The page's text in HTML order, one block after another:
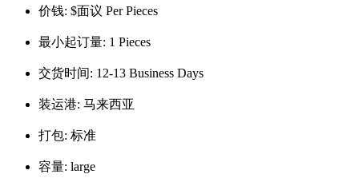
价钱: $面议 Per Pieces
最小起订量: 1 Pieces
交货时间: 12-13 Business Days
装运港: 马来西亚
打包: 标准
容量: large